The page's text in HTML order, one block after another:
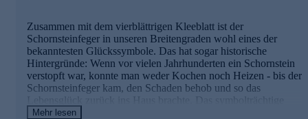
Zusammen mit dem vierblättrigen Kleeblatt ist der
Schornsteinfeger in unseren Breitengraden wohl eines der
bekanntesten Glückssymbole. Das hat sogar historische
Hintergründe: Wenn vor vielen Jahrhunderten ein Schornstein
verstopft war, konnte man weder Kochen noch Heizen - bis der
Schornsteinfeger kam, den Schaden behob und so das
Lebensglück zurück ins Haus brachte. Das symbolträchtige
Glücksmotiv ist hier in reinstem .9999 Gold verewigt,
Mehr lesen